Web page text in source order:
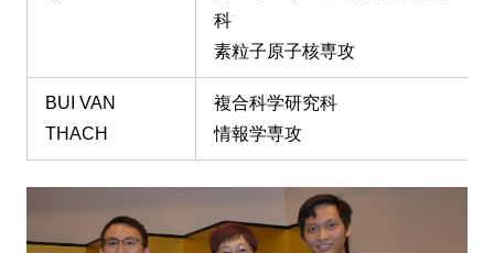
科
素粒子原子核専攻
BUI VAN
THACH
複合科学研究科
情報学専攻